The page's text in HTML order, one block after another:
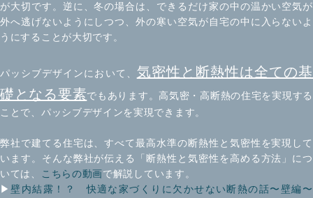
が大切です。 逆に、冬の場合は、できるだけ家の中の温かい空気が
外へ逃げないようにしつつ、外の寒い空気が自宅の中に入らないよ
うにすることが大切です。
パッシブデザインにおいて、 気密性と断熱性は全ての基
礎となる要素でもあります。高気密・高断熱の住宅を実現する
ことで、パッシブデザインを実現できます。
弊社で建てる住宅は、すべて最高水準の断熱性と気密性を実現して
います。そんな弊社が伝える「断熱性と気密性を高める方法」につ
いては、
こちらの動画で解説しています。
▶︎壁内結露！？ 快適な家づくりに欠かせない断熱の話〜壁編〜